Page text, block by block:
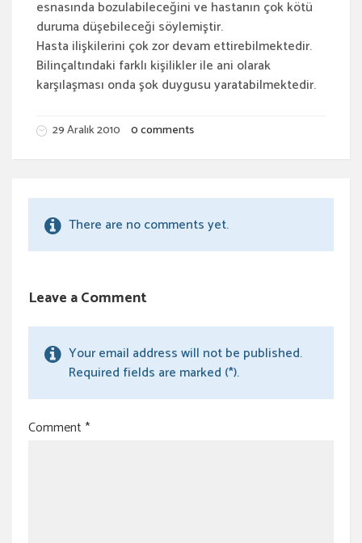
esnasında bozulabileceğini ve hastanın çok kötü
duruma düşebileceği söylemiştir.
Hasta ilişkilerini çok zor devam ettirebilmektedir.
Bilinçaltındaki farklı kişilikler ile ani olarak
karşılaşması onda şok duygusu yaratabilmektedir.
29 Aralık 2010 0 comments
There are no comments yet.
Leave a Comment
Your email address will not be published.
Required fields are marked (*).
Comment*